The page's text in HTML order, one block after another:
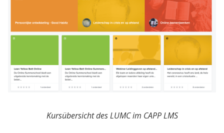
Kursübersicht des LUMC im CAPP LMS